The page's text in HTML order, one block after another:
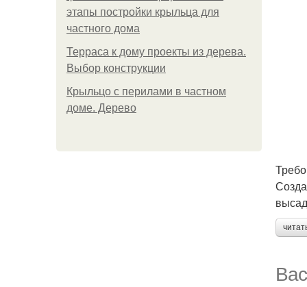
этапы постройки крыльца для
частного дома
Терраса к дому проекты из дерева.
Выбор конструкции
Крыльцо с перилами в частном
доме. Дерево